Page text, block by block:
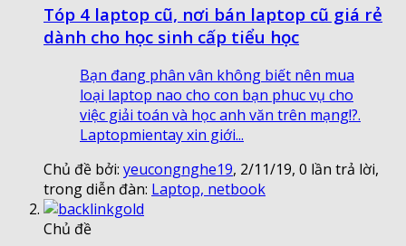
Tóp 4 laptop cũ, nơi bán laptop cũ giá rẻ
dành cho học sinh cấp tiểu học
Bạn đang phân vân không biết nên mua
loại laptop nao cho con bạn phuc vụ cho
việc giải toán và học anh văn trên mạng!?.
Laptopmientay xin giới...
Chủ đề bởi: yeucongnghe19, 2/11/19, 0 lần trả lời,
trong diễn đàn: Laptop, netbook
Chủ đề